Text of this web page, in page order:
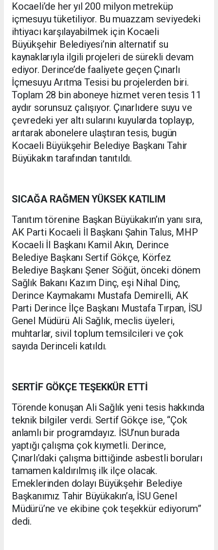
Kocaeli’de her yıl 200 milyon metreküp
içmesuyu tüketiliyor. Bu muazzam seviyedeki
ihtiyacı karşılayabilmek için Kocaeli
Büyükşehir Belediyesi’nin alternatif su
kaynaklarıyla ilgili projeleri de sürekli devam
ediyor. Derince’de faaliyete geçen Çınarlı
İçmesuyu Arıtma Tesisi bu projelerden biri.
Toplam 28 bin aboneye hizmet veren tesis 11
aydır sorunsuz çalışıyor. Çınarlıdere suyu ve
çevredeki yer altı sularını kuyularda toplayıp,
arıtarak abonelere ulaştıran tesis, bugün
Kocaeli Büyükşehir Belediye Başkanı Tahir
Büyükakın tarafından tanıtıldı.
SICAĞA RAĞMEN YÜKSEK KATILIM
Tanıtım törenine Başkan Büyükakın’ın yanı sıra,
AK Parti Kocaeli İl Başkanı Şahin Talus, MHP
Kocaeli İl Başkanı Kamil Akın, Derince
Belediye Başkanı Sertif Gökçe, Körfez
Belediye Başkanı Şener Söğüt, önceki dönem
Sağlık Bakanı Kazım Dinç, eşi Nihal Dinç,
Derince Kaymakamı Mustafa Demirelli, AK
Parti Derince İlçe Başkanı Mustafa Tırpan, İSU
Genel Müdürü Ali Sağlık, meclis üyeleri,
muhtarlar, sivil toplum temsilcileri ve çok
sayıda Derinceli katıldı.
SERTİF GÖKÇE TEŞEKKÜR ETTİ
Törende konuşan Ali Sağlık yeni tesis hakkında
teknik bilgiler verdi. Sertif Gökçe ise, “Çok
anlamlı bir programdayız. İSU’nun burada
yaptığı çalışma çok kıymetli. Derince,
Çınarlı’daki çalışma bittiğinde asbestli boruları
tamamen kaldırılmış ilk ilçe olacak.
Emeklerinden dolayı Büyükşehir Belediye
Başkanımız Tahir Büyükakın’a, İSU Genel
Müdürü’ne ve ekibine çok teşekkür ediyorum”
dedi.